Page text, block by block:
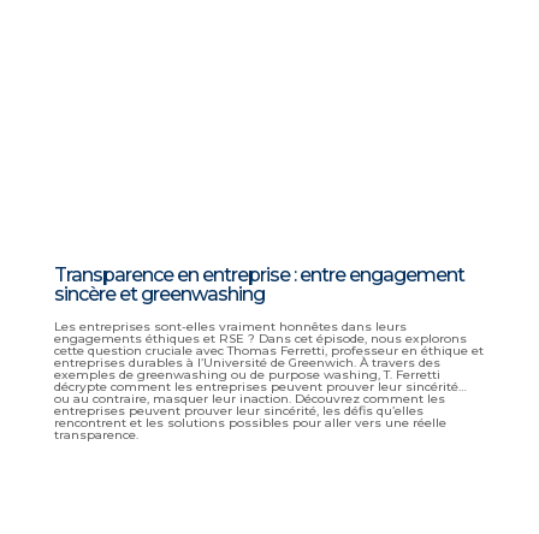
Transparence en entreprise : entre engagement
sincère et greenwashing
Les entreprises sont-elles vraiment honnêtes dans leurs
engagements éthiques et RSE ? Dans cet épisode, nous explorons
cette question cruciale avec Thomas Ferretti, professeur en éthique et
entreprises durables à l’Université de Greenwich. À travers des
exemples de greenwashing ou de purpose washing, T. Ferretti
décrypte comment les entreprises peuvent prouver leur sincérité…
ou au contraire, masquer leur inaction. Découvrez comment les
entreprises peuvent prouver leur sincérité, les défis qu’elles
rencontrent et les solutions possibles pour aller vers une réelle
transparence.